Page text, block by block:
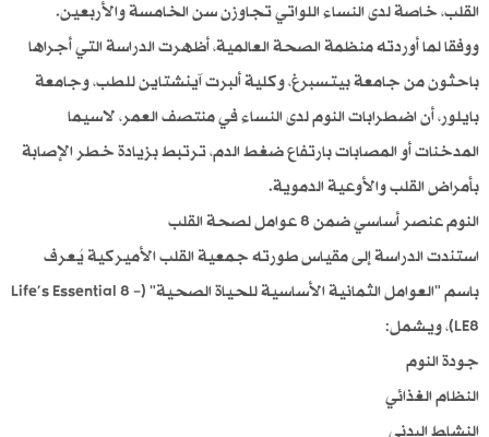
القلب، خاصة لدى النساء اللواتي تجاوزن سن الخامسة والأربعين.
ووفقا لما أوردته منظمة الصحة العالمية، أظهرت الدراسة التي أجراها
باحثون من جامعة بيتسبرغ، وكلية ألبرت آينشتاين للطب، وجامعة
بايلور، أن اضطرابات النوم لدى النساء في منتصف العمر، لاسيما
المدخنات أو المصابات بارتفاع ضغط الدم، ترتبط بزيادة خطر الإصابة
بأمراض القلب والأوعية الدموية.
النوم عنصر أساسي ضمن 8 عوامل لصحة القلب
استندت الدراسة إلى مقياس طورته جمعية القلب الأميركية يُعرف
باسم "العوامل الثمانية الأساسية للحياة الصحية" (Life’s Essential 8 –
LE8)، ويشمل:
جودة النوم
النظام الغذائي
النشاط البدني